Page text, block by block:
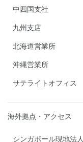
中四国支社
九州支店
北海道営業所
沖縄営業所
サテライトオフィス
海外拠点・アクセス
シンガポール現地法人